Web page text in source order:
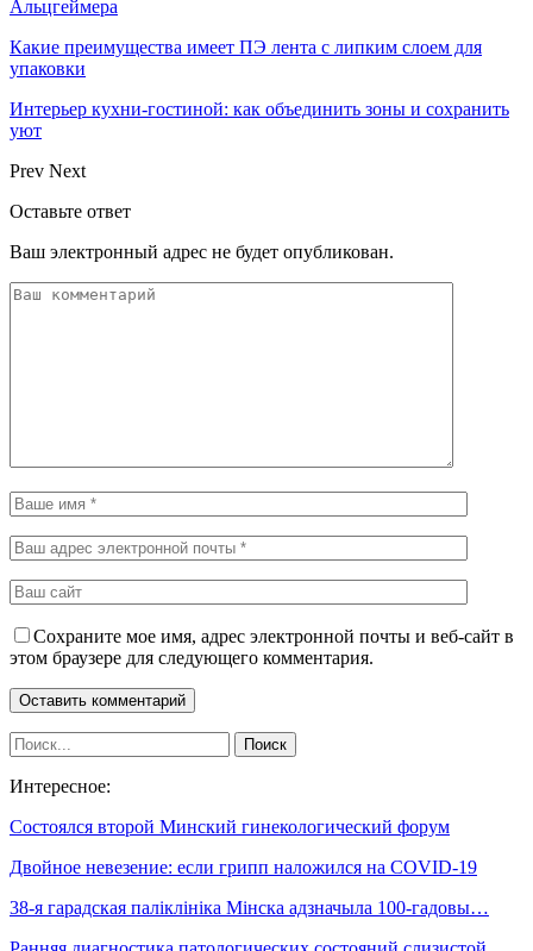
Альцгеймера
Какие преимущества имеет ПЭ лента с липким слоем для
упаковки
Интерьер кухни-гостиной: как объединить зоны и сохранить
уют
Prev Next
Оставьте ответ
Ваш электронный адрес не будет опубликован.
Сохраните мое имя, адрес электронной почты и веб-сайт в
этом браузере для следующего комментария.
Интересное:
Состоялся второй Минский гинекологический форум
Двойное невезение: если грипп наложился на COVID-19
38-я гарадская паліклініка Мінска адзначыла 100-гадовы…